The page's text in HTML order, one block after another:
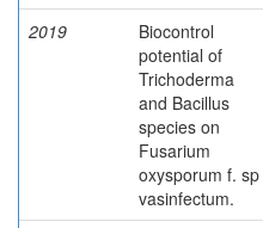
2019
Biocontrol
potential of
Trichoderma
and Bacillus
species on
Fusarium
oxysporum f. sp
vasinfectum.